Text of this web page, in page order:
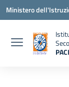
Vai ai contenuti
Vai al menu di
Vai al footer
Ministero